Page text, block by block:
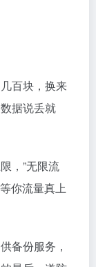
百块，换来
据说丢就
，”无限流
你流量真上
备份服务，